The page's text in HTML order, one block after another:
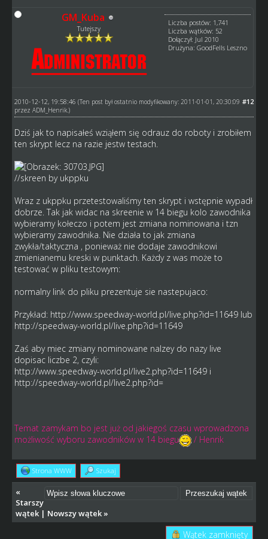
GM_Kuba
Tutejszy
Liczba postów: 1,741
Liczba wątków: 52
Dołączył: Jul 2010
Drużyna: GoodFells Leszno
#12
2010-12-12, 19:58:46 (Ten post był ostatnio modyfikowany: 2011-01-01, 20:30:09
przez ADM_Henrik.)
Dziś jak to napisałeś wziąłem się odrauz do roboty i zrobiłem
ten skrypt lecz na razie jestw testach.
//skreen by ukppku
Wraz z ukppku przetestowaliśmy ten skrypt i wstępnie wypadł
dobrze. Tak jak widac na skreenie w 14 biegu kolo zawodnika
wybieramy kołeczo i potem jest zmiana nominowana i tzn
wybieramy zawodnika. Nie działa to jak zmiana
zwykła/taktyczna , ponieważ nie dodaje zawodnikowi
zmienianemu kreski w punktach. Każdy z was może to
testować w pliku testowym:
normalny link do pliku prezentuje sie nastepujaco:
Przykład: http://www.speedway-world.pl/live.php?id=11649lub
http://speedway-world.pl/live.php?id=11649
Zaś aby miec zmiany nominowane nalzey do nazy live
dopisac liczbe 2, czyli:
http://www.speedway-world.pl/live2.php?id=11649i
http://speedway-world.pl/live2.php?id=
Temat zamykam bo jest już od jakiegoś czasu wprowadzona
możliwość wyboru zawodników w 14 biegu
/ Henrik
Strona WWW Szukaj
«
Starszy
wątek| Nowszy wątek»
Wątek zamknięty